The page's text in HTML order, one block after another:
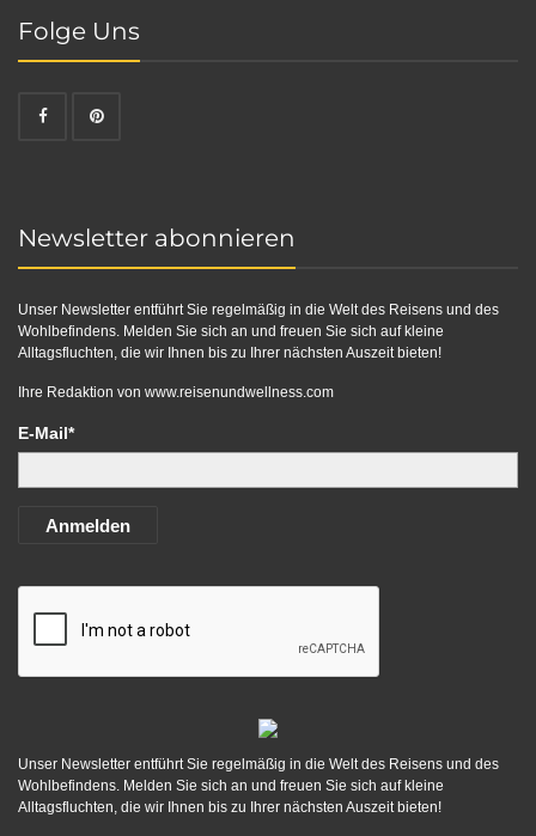
Folge Uns
Newsletter abonnieren
Unser Newsletter entführt Sie regelmäßig in die Welt des Reisens und des
Wohlbefindens. Melden Sie sich an und freuen Sie sich auf kleine
Alltagsfluchten, die wir Ihnen bis zu Ihrer nächsten Auszeit bieten!
Ihre Redaktion von www.reisenundwellness.com
E-Mail*
Anmelden
Unser Newsletter entführt Sie regelmäßig in die Welt des Reisens und des
Wohlbefindens. Melden Sie sich an und freuen Sie sich auf kleine
Alltagsfluchten, die wir Ihnen bis zu Ihrer nächsten Auszeit bieten!